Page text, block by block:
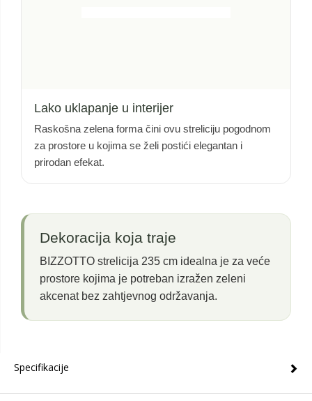
Lako uklapanje u interijer
Raskošna zelena forma čini ovu streliciju pogodnom
za prostore u kojima se želi postići elegantan i
prirodan efekat.
Dekoracija koja traje
BIZZOTTO strelicija 235 cm idealna je za veće
prostore kojima je potreban izražen zeleni
akcenat bez zahtjevnog održavanja.
Specifikacije